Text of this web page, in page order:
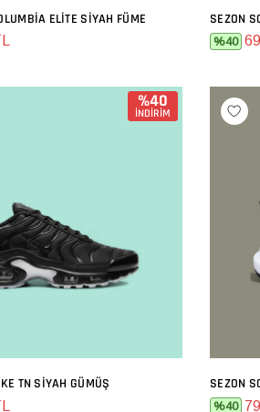
SEPETE EKLE
ELITE SIYAH FÜME
%40
%40
İNDİRİM
SEPETE EKLE
TN SIYAH GÜMÜŞ SEZON
%40